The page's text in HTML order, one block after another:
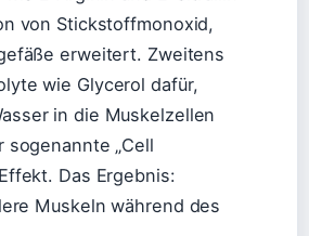
von Stickstoffmonoxid,
erweitert. Zweitens
wie Glycerol dafür,
in die Muskelzellen
sogenannte „Cell
Das Ergebnis:
Muskeln während des